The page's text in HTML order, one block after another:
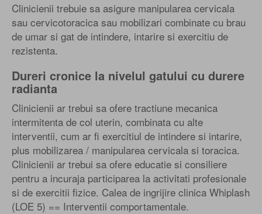
Clinicienii trebuie sa asigure manipularea cervicala
sau cervicotoracica sau mobilizari combinate cu brau
de umar si gat de intindere, intarire si exercitiu de
rezistenta.
Dureri cronice la nivelul gatului cu durere
radianta
Clinicienii ar trebui sa ofere tractiune mecanica
intermitenta de col uterin, combinata cu alte
interventii, cum ar fi exercitiul de intindere si intarire,
plus mobilizarea / manipularea cervicala si toracica.
Clinicienii ar trebui sa ofere educatie si consiliere
pentru a incuraja participarea la activitati profesionale
si de exercitii fizice. Calea de ingrijire clinica Whiplash
(LOE 5) == Interventii comportamentale.